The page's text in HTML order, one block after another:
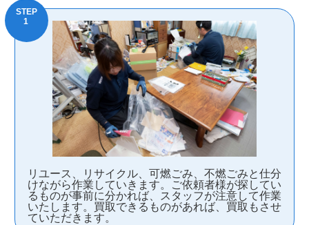
リユース、リサイクル、可燃ごみ、不燃ごみと仕分
けながら作業していきます。ご依頼者様が探してい
るものが事前に分かれば、スタッフが注意して作業
いたします。買取できるものがあれば、買取もさせ
ていただきます。